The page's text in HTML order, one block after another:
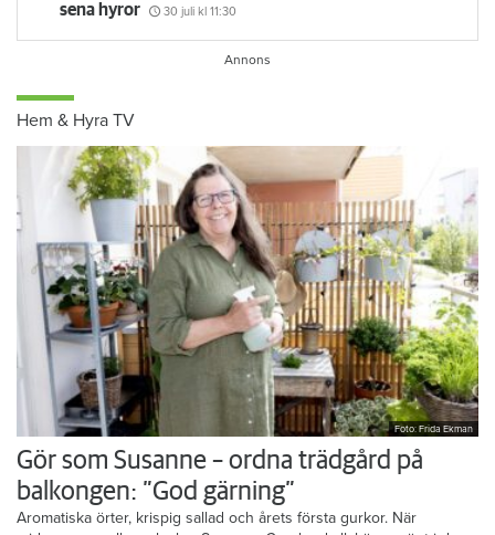
sena hyror
30 juli kl 11:30
Hem & Hyra TV
Foto: Frida Ekman
Gör som Susanne – ordna trädgård på
balkongen: ”God gärning”
Aromatiska örter, krispig sallad och årets första gurkor. När